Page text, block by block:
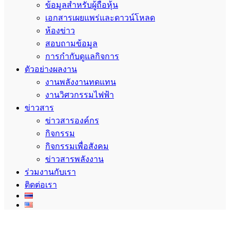
ข้อมูลสำหรับผู้ถือหุ้น
เอกสารเผยแพร่และดาวน์โหลด
ห้องข่าว
สอบถามข้อมูล
การกำกับดูแลกิจการ
ตัวอย่างผลงาน
งานพลังงานทดแทน
งานวิศวกรรมไฟฟ้า
ข่าวสาร
ข่าวสารองค์กร
กิจกรรม
กิจกรรมเพื่อสังคม
ข่าวสารพลังงาน
ร่วมงานกับเรา
ติดต่อเรา